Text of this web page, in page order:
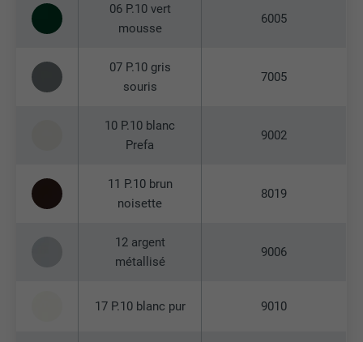
06 P.10 vert
mousse
6005
07 P.10 gris
souris
7005
10 P.10 blanc
Prefa
9002
11 P.10 brun
noisette
8019
12 argent
métallisé
9006
17 P.10 blanc pur 9010